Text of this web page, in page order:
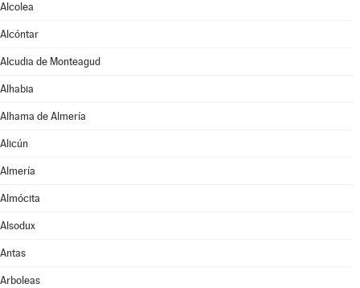
Alcolea
Alcóntar
Alcudia de Monteagud
Alhabia
Alhama de Almería
Alicún
Almería
Almócita
Alsodux
Antas
Arboleas